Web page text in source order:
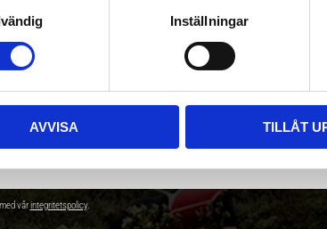
Inställningar
AVVISA TILLÅT
Betala säkert || Snabba leveranser ||
av nyheter & erbjudanden
vårintegritetspolicy.